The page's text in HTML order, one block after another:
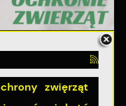
zwięrząt